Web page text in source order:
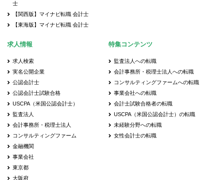
士
【関西版】マイナビ転職 会計士
【東海版】マイナビ転職 会計士
求人情報
求人検索
実名公開企業
公認会計士
公認会計士試験合格
USCPA（米国公認会計士）
監査法人
会計事務所・税理士法人
コンサルティングファーム
金融機関
事業会社
東京都
大阪府
特集コンテンツ
監査法人への転職
会計事務所・税理士法人への転職
コンサルティングファームへの転職
事業会社への転職
会計士試験合格者の転職
USCPA（米国公認会計士）の転職
未経験分野への転職
女性会計士の転職